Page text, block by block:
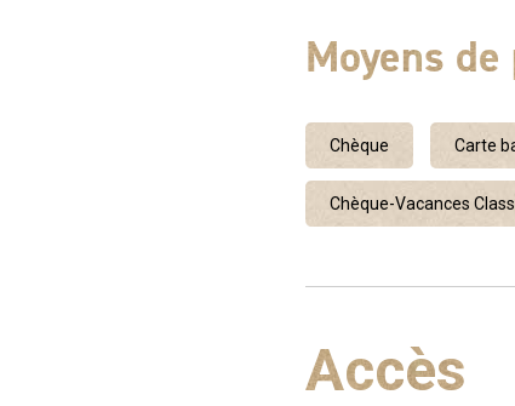
Moyens
Chèque Carte
Chèque-Vacances
Accès